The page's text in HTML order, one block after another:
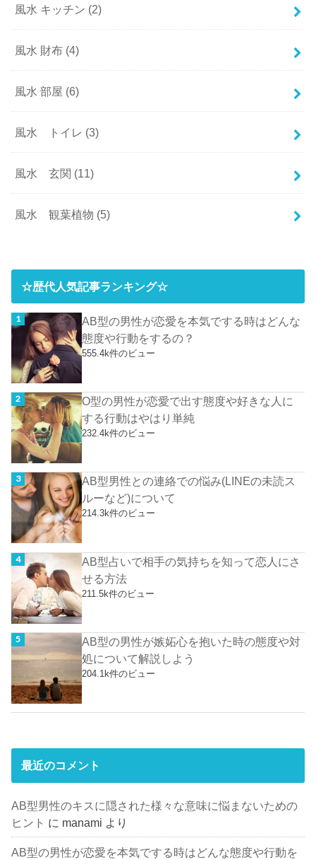
風水 キッチン (2)
風水 財布 (4)
風水 部屋 (6)
風水 トイレ (3)
風水 玄関 (11)
風水 観葉植物 (5)
☆歴代人気記事ランキング☆
AB型の男性が恋愛を本気でする時はどんな
態度や行動をするの？
555.4k件のビュー
O型の男性が恋愛で出す態度や好きな人に
する行動はやはり単純
232.4k件のビュー
AB型男性との連絡での悩み(LINEの未読ス
ルーなど)について
214.3k件のビュー
AB型占いで相手の気持ちを知って恋人にさ
せる方法
211.5k件のビュー
AB型の男性が嫉妬心を抱いた時の態度や対
処について解説しよう
204.1k件のビュー
最近のコメント
AB型男性のキスに隠された様々な意味に悩まないための
ヒント に manami より
AB型の男性が恋愛を本気でする時はどんな態度や行動を